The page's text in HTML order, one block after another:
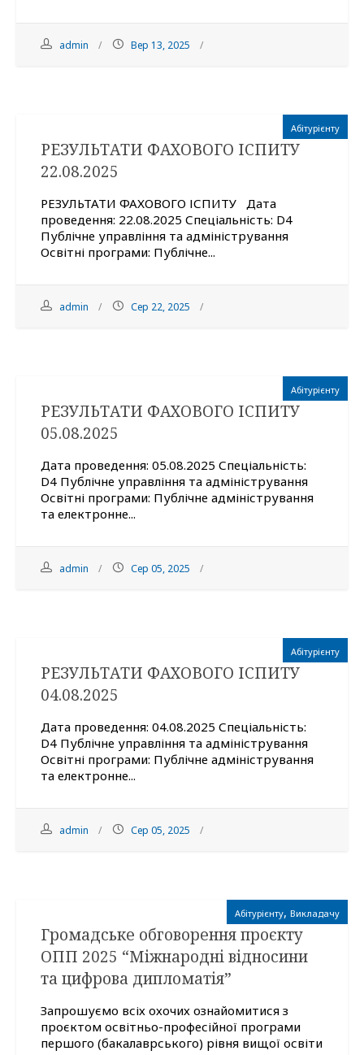
admin Вер 13, 2025
Абітурієнту
РЕЗУЛЬТАТИ ФАХОВОГО ІСПИТУ
22.08.2025
РЕЗУЛЬТАТИ ФАХОВОГО ІСПИТУ Дата
проведення: 22.08.2025 Спеціальність: D4
Публічне управління та адміністрування
Освітні програми: Публічне...
admin Сер 22, 2025
Абітурієнту
РЕЗУЛЬТАТИ ФАХОВОГО ІСПИТУ
05.08.2025
Дата проведення: 05.08.2025 Спеціальність:
D4 Публічне управління та адміністрування
Освітні програми: Публічне адміністрування
та електронне...
admin Сер 05, 2025
Абітурієнту
РЕЗУЛЬТАТИ ФАХОВОГО ІСПИТУ
04.08.2025
Дата проведення: 04.08.2025 Спеціальність:
D4 Публічне управління та адміністрування
Освітні програми: Публічне адміністрування
та електронне...
admin Сер 05, 2025
Абітурієнту, Викладачу
Громадське обговорення проєкту
ОПП 2025 “Міжнародні відносини
та цифрова дипломатія”
Запрошуємо всіх охочих ознайомитися з
проєктом освітньо-професійної програми
першого (бакалаврського) рівня вищої освіти